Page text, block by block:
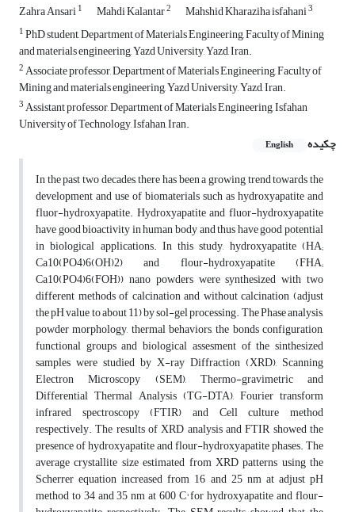
Zahra Ansari1 Mahdi Kalantar2 Mahshid Kharaziha isfahani3
1PhD student, Department of Materials Engineering, Faculty of Mining
and materials engineering, Yazd University, Yazd, Iran.
2Associate professor, Department of Materials Engineering, Faculty of
Mining and materials engineering, Yazd University, Yazd, Iran.
3Assistant professor, Department of Materials Engineering, Isfahan
University of Technology, Isfahan, Iran.
چکیده
English
In the past two decades, there has been a growing trend towards the
development and use of biomaterials such as hydroxyapatite and
fluor-hydroxyapatite. Hydroxyapatite and fluor-hydroxyapatite
have good bioactivity in human body and thus have good potential
in biological applications. In this study, hydroxyapatite (HA;
Ca10(PO4)6(OH)2) and flour-hydroxyapatite (FHA;
Ca10(PO4)6(FOH)) nano powders were synthesized with two
different methods of calcination and without calcination (adjust
the pH value to about 11) by sol-gel processing. The Phase analysis,
powder morphology, thermal behaviors, the bonds configuration,
functional groups and biological assesment of the sinthesized
samples were studied by X-ray Diffraction (XRD), Scanning
Electron Microscopy (SEM), Thermo-gravimetric and
Differential Thermal Analysis (TG-DTA), Fourier transform
infrared spectroscopy (FTIR) and Cell culture method
respectively. The results of XRD analysis and FTIR showed the
presence of hydroxyapatite and flour-hydroxyapatite phases. The
average crystallite size estimated from XRD patterns using the
Scherrer equation increased from 16 and 25 nm at adjust pH
method to 34 and 35 nm at 600 C° for hydroxyapatite and flour-